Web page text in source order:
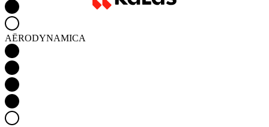
AËRODYNAMICA